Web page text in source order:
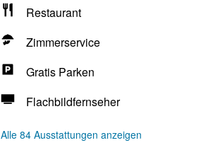
Restaurant
Zimmerservice
Gratis Parken
Flachbildfernseher
Alle 84 Ausstattungen anzeigen